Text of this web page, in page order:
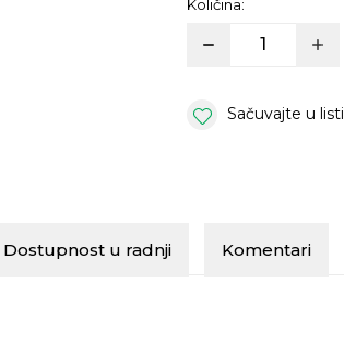
Količina:
Sačuvajte u
Dostupnost u radnji Komentari